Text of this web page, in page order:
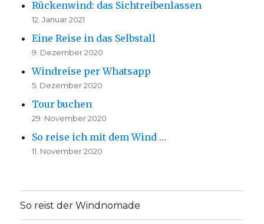
Rückenwind: das Sichtreibenlassen
12. Januar 2021
Eine Reise in das Selbstall
9. Dezember 2020
Windreise per Whatsapp
5. Dezember 2020
Tour buchen
29. November 2020
So reise ich mit dem Wind …
11. November 2020
So reist der Windnomade